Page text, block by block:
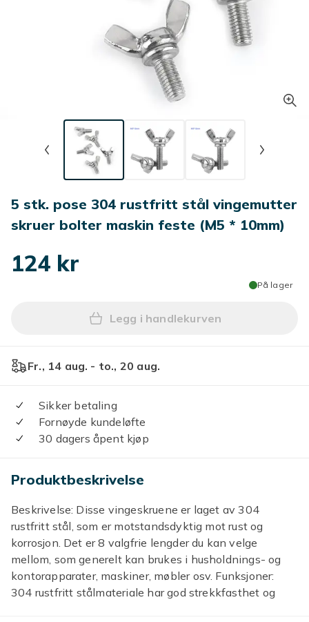
5 stk. pose 304 rustfritt stål vingemutter
skruer bolter maskin feste (M5 * 10mm)
124 kr
På lager
Legg 5 stk. pose 304
Legg i handlekurven
Fr., 14 aug. - to., 20 aug.
Sikker betaling
Fornøyde kundeløfte
30 dagers åpent kjøp
Produktbeskrivelse
Beskrivelse: Disse vingeskruene er laget av 304
rustfritt stål, som er motstandsdyktig mot rust og
korrosjon. Det er 8 valgfrie lengder du kan velge
mellom, som generelt kan brukes i husholdnings- og
kontorapparater, maskiner, møbler osv. Funksjoner:
304 rustfritt stålmateriale har god strekkfasthet og